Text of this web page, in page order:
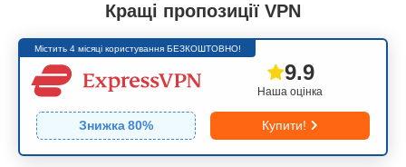
Кращі пропозиції VPN
Містить 4 місяці користування БЕЗКОШТОВНО!
Наша оцінка
9.9
Знижка80% Купити!